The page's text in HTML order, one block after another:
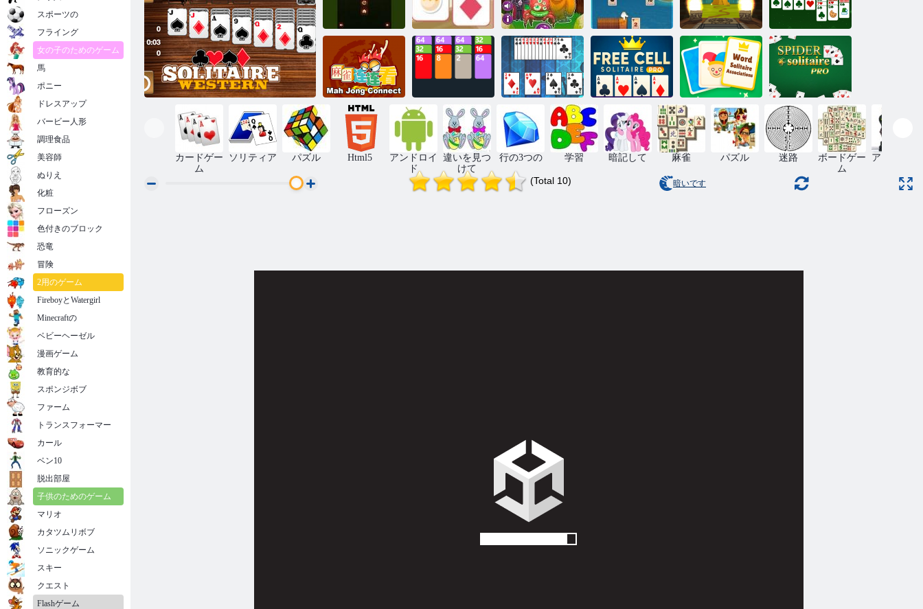
ソリティアマ
スター
ソリティアク
スター
モンステジョ
ン
ソリティアク
エスト
3Dソリティア
ソリティアク
ラシッククリ
麻雀コネクト
Twenty48ソリ
ティア
エースとキン
グソリティア
フリーセル ソ
リティア プロ
単語の連想ソ
リティア
スパイダー ソ
リティア プロ
カードゲー
ム
ソリティア パズル Html5
アンドロイ
ド
違いを見つ
けて
行の3つの 学習 暗記して 麻雀 パズル 迷路
ボードゲー
ム
アクション
(Total 10) 暗いです
スポーツの
フライング
女の子のためのゲーム
馬
ポニー
ドレスアップ
バービー人形
調理食品
美容師
ぬりえ
化粧
フローズン
色付きのブロック
恐竜
冒険
2用のゲーム
FireboyとWatergirl
Minecraftの
ベビーヘーゼル
漫画ゲーム
教育的な
スポンジボブ
ファーム
トランスフォーマー
カール
ベン10
脱出部屋
子供のためのゲーム
マリオ
カタツムリボブ
ソニックゲーム
スキー
クエスト
Flashゲーム